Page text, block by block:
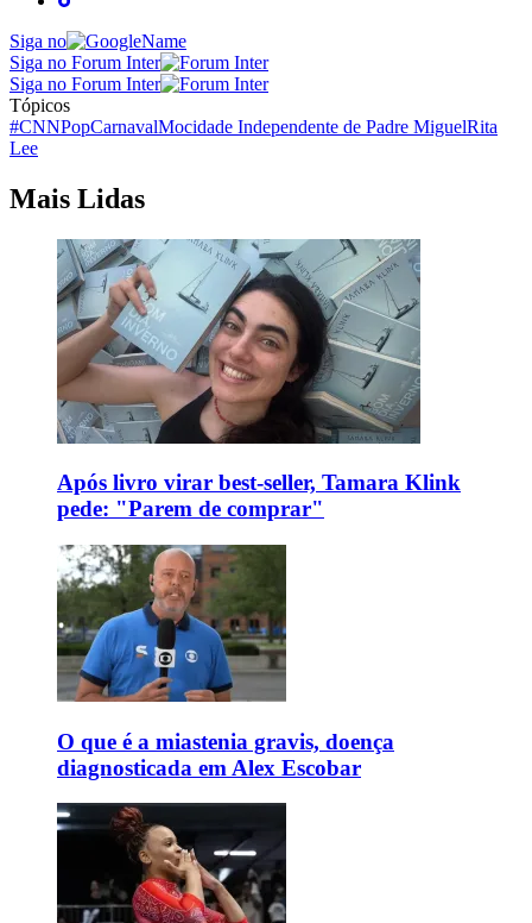
Siga no
Siga no Forum Inter
Siga no Forum Inter
Tópicos
#CNNPopCarnavalMocidade Independente de Padre MiguelRita
Lee
Mais Lidas
Após livro virar best-seller, Tamara Klink
pede: "Parem de comprar"
O que é a miastenia gravis, doença
diagnosticada em Alex Escobar